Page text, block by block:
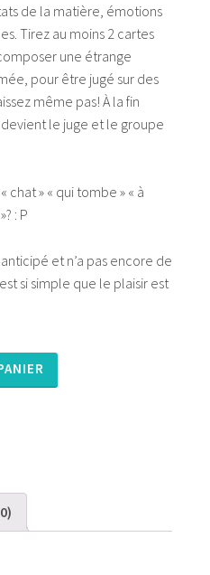
de la matière, émotions
Tirez au moins 2 cartes
une étrange
pour être jugé sur des
même pas! À la fin
le juge et le groupe
chat » « qui tombe » « à
: P
et n’a pas encore de
si simple que le plaisir est